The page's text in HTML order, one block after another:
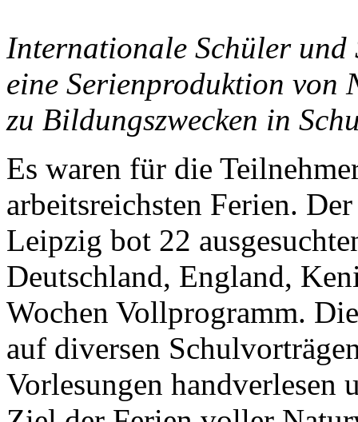
Internationale Schüler und
eine Serienproduktion von
zu Bildungszwecken in
Es waren für die
arbeitsreichsten Ferien.
Leipzig bot 22
Deutschland, England,
Wochen Vollprogramm.
auf diversen
Vorlesungen handverlesen